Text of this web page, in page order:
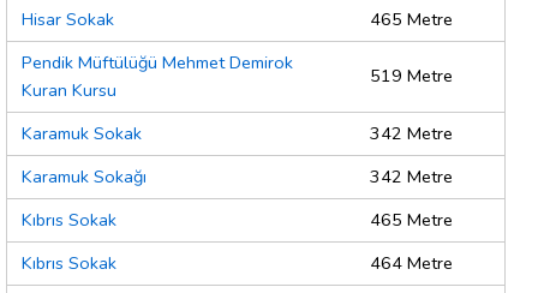
Hisar Sokak
465 Metre
Pendik Müftülüğü Mehmet Demirok
Kuran Kursu
519 Metre
Karamuk Sokak
342 Metre
Karamuk Sokağı
342 Metre
Kıbrıs Sokak
465 Metre
Kıbrıs Sokak
464 Metre